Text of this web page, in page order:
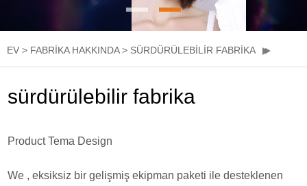
EV > FABRIKA HAKKINDA> SÜRDÜRÜLEBILIR FABRIKA
sürdürülebilir fabrika
Product Tema Design
We , eksiksiz bir gelişmiş ekipman paketi ile desteklenen